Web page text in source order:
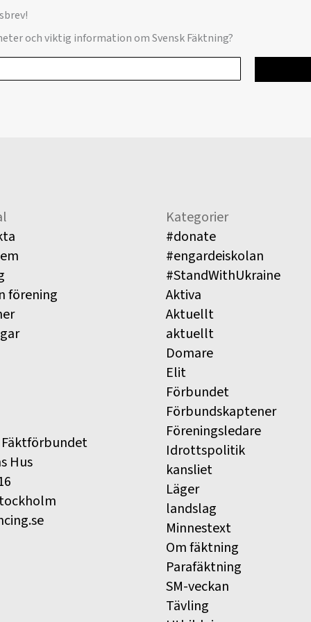
och viktig information om Svensk Fäktning?
förening
Fäktförbundet
Hus
Kategorier
#donate
#engardeiskolan
#StandWithUkraine
Aktiva
Aktuellt
aktuellt
Domare
Elit
Förbundet
Förbundskaptener
Föreningsledare
Idrottspolitik
kansliet
Läger
landslag
Minnestext
Om fäktning
Parafäktning
SM-veckan
Tävling